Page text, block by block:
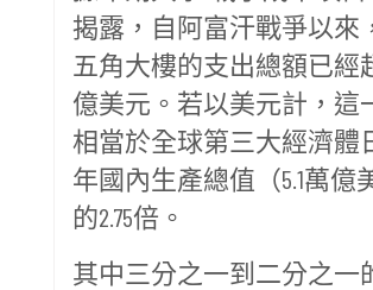
揭露，自阿富汗戰爭以來
五角大樓的支出總額已經
億美元。若以美元計，這
相當於全球第三大經濟體
年國內生產總值（5.1萬億
的2.75倍。
其中三分之一到二分之一